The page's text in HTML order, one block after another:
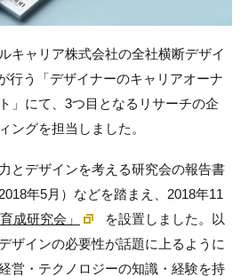
キャリア株式会社の全社横断デザイ
行う「デザイナーのキャリアオーナ
」にて、3つ目となるリサーチの企
ングを担当しました。
とデザインを考える研究会の報告書
年5月）などを踏まえ、2018年11
成研究会」
を設置しました。以
ザインの必要性が話題に上るように
営・テクノロジーの知識・経験を持